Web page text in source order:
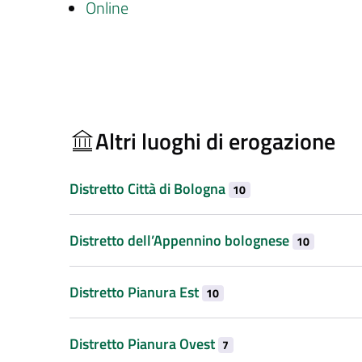
Online
Altri luoghi di erogazione
Distretto Città di Bologna 10
Distretto dell’Appennino bolognese 10
Distretto Pianura Est 10
Distretto Pianura Ovest 7